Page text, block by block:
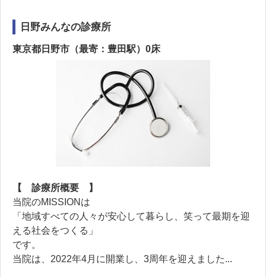
日野みんなの診療所
東京都日野市（最寄：豊田駅）0床
【 診療所概要 】
当院のMISSIONは
「地域すべての人々が安心して暮らし、笑って最期を迎
える社会をつくる」
です。
当院は、2022年4月に開業し、3周年を迎えました...